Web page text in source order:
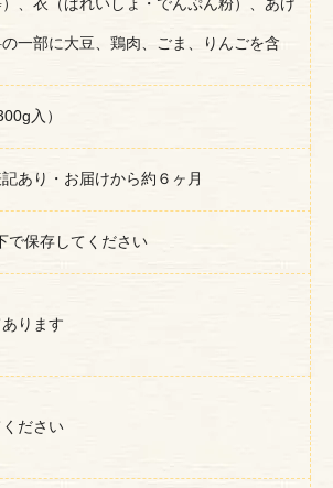
の一部に大豆、鶏肉、ごま、りんごを含
入）
あり・お届けから約６ヶ月
で保存してください
ります
ださい